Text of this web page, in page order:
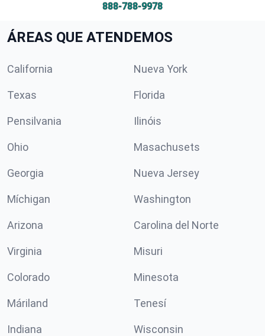
888-788-9978
ÁREAS QUE ATENDEMOS
California Nueva York
Texas Florida
Pensilvania Ilinóis
Ohio Masachusets
Georgia Nueva Jersey
Míchigan Washington
Arizona Carolina del Norte
Virginia Misuri
Colorado Minesota
Máriland Tenesí
Indiana Wisconsin